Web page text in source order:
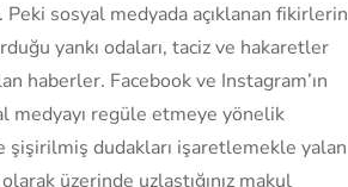
sosyal medyada açıklanan fikirlerin
yankı odaları, taciz ve hakaretler
haberler. Facebook ve Instagram’ın
medyayı regüle etmeye yönelik
şişirilmiş dudakları işaretlemekle yalan
üzerinde uzlaştığınız makul